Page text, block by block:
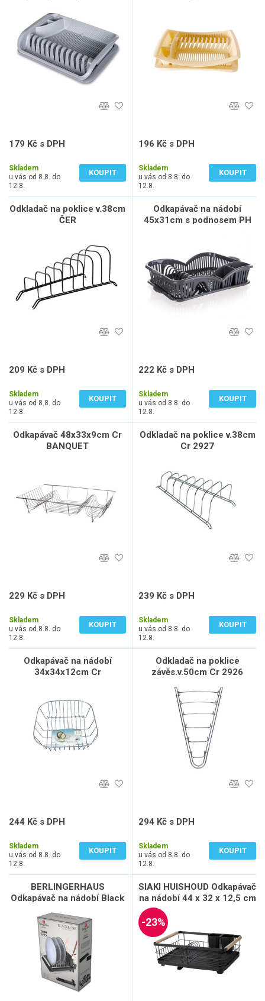
179 Kč s DPH
Skladem
u vás od 8.8. do
12.8.
KOUPIT
196 Kč s DPH
Skladem
u vás od 8.8. do
12.8.
KOUPIT
Odkladač na poklice v.38cm
ČER
209 Kč s DPH
Skladem
u vás od 8.8. do
12.8.
KOUPIT
Odkapávač na nádobí
45x31cm s podnosem PH
222 Kč s DPH
Skladem
u vás od 8.8. do
12.8.
KOUPIT
Odkapávač 48x33x9cm Cr
BANQUET
229 Kč s DPH
Skladem
u vás od 8.8. do
12.8.
KOUPIT
Odkladač na poklice v.38cm
Cr 2927
239 Kč s DPH
Skladem
u vás od 8.8. do
12.8.
KOUPIT
Odkapávač na nádobí
34x34x12cm Cr
244 Kč s DPH
Skladem
u vás od 8.8. do
12.8.
KOUPIT
Odkladač na poklice
závěs.v.50cm Cr 2926
294 Kč s DPH
Skladem
u vás od 8.8. do
12.8.
KOUPIT
BERLINGERHAUS
Odkapávač na nádobí Black
SIAKI HUISHOUD Odkapávač
na nádobí 44 x 32 x 12,5 cm
-23%